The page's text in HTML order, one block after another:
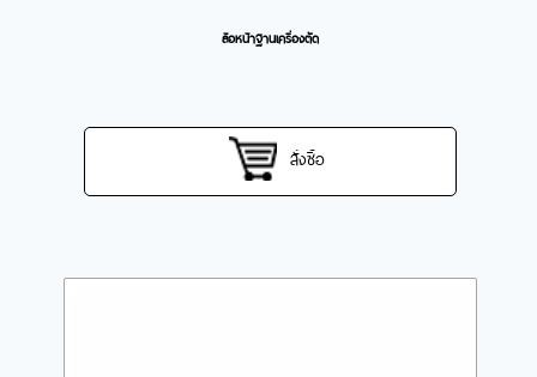
ล้อหน้าฐานเครื่องตัด
สั่งซื้อ